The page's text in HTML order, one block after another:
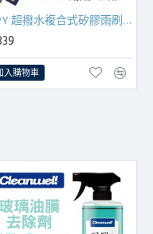
.JPY 超撥水複合式矽膠雨刷(日本MITA鍍膜膠條) 18吋(450mm)單支
入購物車